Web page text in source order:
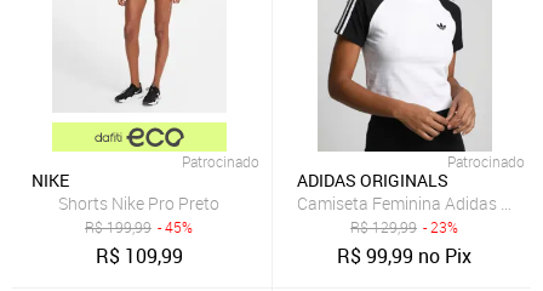
Patrocinado
NIKE
Shorts Nike Pro Preto
R$199,99 - 45%
R$ 109,99
Patrocinado
ADIDAS ORIGINALS
Camiseta Feminina Adidas
R$129,99 - 23%
R$99,99 no Pix